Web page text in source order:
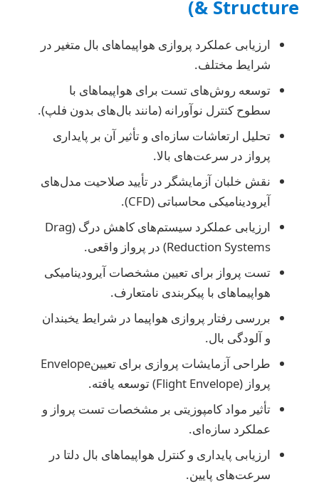
& Structure)
ارزیابی عملکرد پروازی هواپیماهای بال متغیر در
شرایط مختلف.
توسعه روش‌های تست برای هواپیماهای با
سطوح کنترل نوآورانه (مانند بال‌های بدون فلپ).
تحلیل ارتعاشات سازه‌ای و تأثیر آن بر پایداری
پرواز در سرعت‌های بالا.
نقش خلبان آزمایشگر در تأیید صلاحیت مدل‌های
آیرودینامیکی محاسباتی (CFD).
ارزیابی عملکرد سیستم‌های کاهش درگ (Drag
Reduction Systems) در پرواز واقعی.
تست پرواز برای تعیین مشخصات آیرودینامیکی
هواپیماهای با پیکربندی نامتعارف.
بررسی رفتار پروازی هواپیما در شرایط یخبندان
و آلودگی بال.
طراحی آزمایشات پروازی برای تعیینEnvelope
پرواز (Flight Envelope) توسعه یافته.
تأثیر مواد کامپوزیتی بر مشخصات تست پرواز و
عملکرد سازه‌ای.
ارزیابی پایداری و کنترل هواپیماهای بال دلتا در
سرعت‌های پایین.